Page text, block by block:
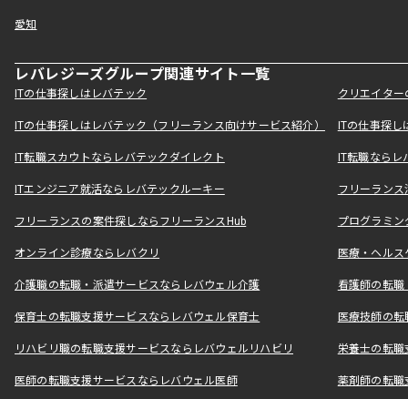
愛知
レバレジーズグループ関連サイト一覧
ITの仕事探しはレバテック クリエイタ
ITの仕事探しはレバテック（フリーランス向けサービス紹介） ITの仕事探
IT転職スカウトならレバテックダイレクト IT転職なら
ITエンジニア就活ならレバテックルーキー フリーラン
フリーランスの案件探しならフリーランスHub プログラミ
オンライン診療ならレバクリ 医療・ヘル
介護職の転職・派遣サービスならレバウェル介護 看護師の転
保育士の転職支援サービスならレバウェル保育士 医療技師の
リハビリ職の転職支援サービスならレバウェルリハビリ 栄養士の転
医師の転職支援サービスならレバウェル医師 薬剤師の転